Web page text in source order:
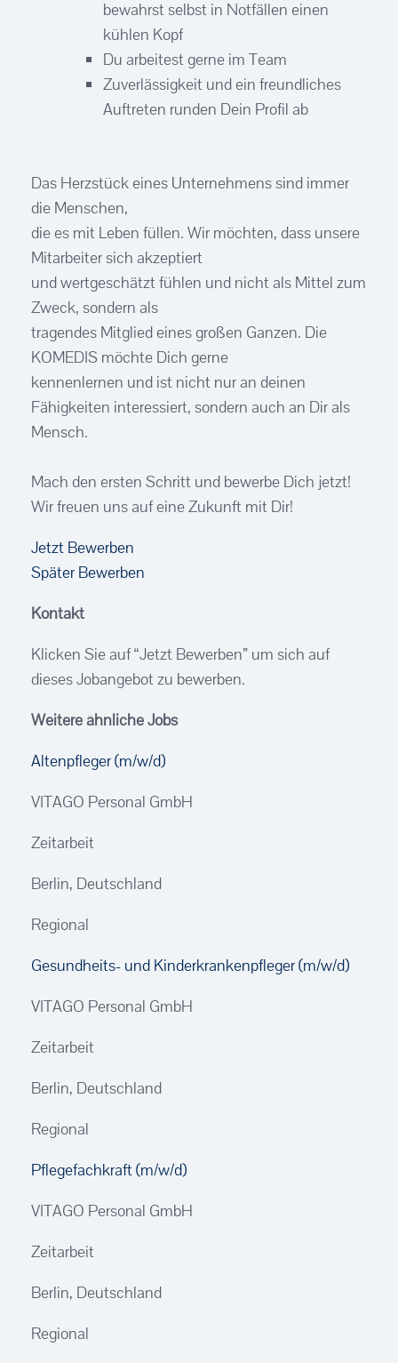
bewahrst selbst in Notfällen einen
kühlen Kopf
Du arbeitest gerne im Team
Zuverlässigkeit und ein freundliches
Auftreten runden Dein Profil ab
Das Herzstück eines Unternehmens sind immer
die Menschen,
die es mit Leben füllen. Wir möchten, dass unsere
Mitarbeiter sich akzeptiert
und wertgeschätzt fühlen und nicht als Mittel zum
Zweck, sondern als
tragendes Mitglied eines großen Ganzen. Die
KOMEDIS möchte Dich gerne
kennenlernen und ist nicht nur an deinen
Fähigkeiten interessiert, sondern auch an Dir als
Mensch.
Mach den ersten Schritt und bewerbe Dich jetzt!
Wir freuen uns auf eine Zukunft mit Dir!
Jetzt Bewerben
Später Bewerben
Kontakt
Klicken Sie auf “Jetzt Bewerben” um sich auf
dieses Jobangebot zu bewerben.
Weitere ähnliche Jobs
Altenpfleger (m/w/d)
VITAGO Personal GmbH
Zeitarbeit
Berlin, Deutschland
Regional
Gesundheits- und Kinderkrankenpfleger (m/w/d)
VITAGO Personal GmbH
Zeitarbeit
Berlin, Deutschland
Regional
Pflegefachkraft (m/w/d)
VITAGO Personal GmbH
Zeitarbeit
Berlin, Deutschland
Regional